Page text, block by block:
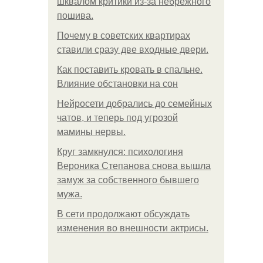
пошива.
Почему в советских квартирах
ставили сразу две входные двери.
Как поставить кровать в спальне.
Влияние обстановки на сон
Нейросети добрались до семейных
чатов, и теперь под угрозой
мамины нервы.
Круг замкнулся: психологиня
Вероника Степанова снова вышла
замуж за собственного бывшего
мужа.
В сети продолжают обсуждать
изменения во внешности актрисы.